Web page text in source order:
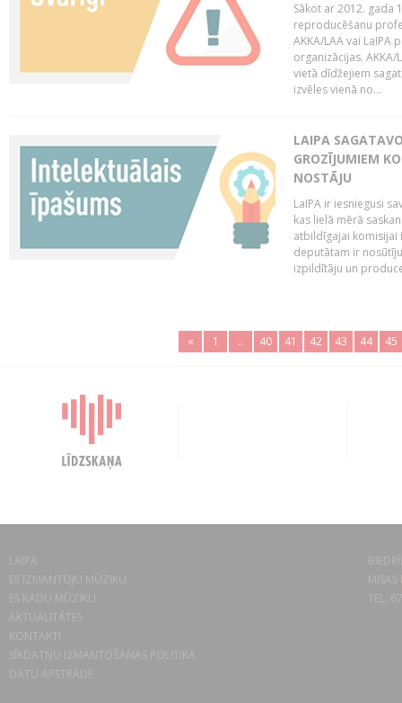
Sākot ar 2012. gada
reproducēšanu
AKKA/LAA vai LaIPA
organizācijas.
vietā dīdžejiem
izvēles vienā no...
LAIPA
GROZĪJUMIEM
NOSTĀJU
LaIPA ir iesniegusi
kas lielā mērā
atbildīgajai komisijai
deputātam ir
izpildītāju un
« 1 .. 40 41 42 43 44 45
LAIPA
ES IZMANTOJU MŪZIKU
ES RADU MŪZIKU
AKTUALITĀTES
KONTAKTI
SĪKDATŅU IZMANTOŠANAS POLITIKA
DATU APSTRĀDE
TEL.